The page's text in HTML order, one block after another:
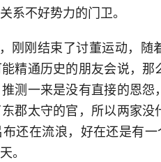
系不好势力的门卫。
刚刚结束了讨董运动，随
精通历史的朋友会说，
测一来是没有直接的恩
郡太守的官，所以两家没
还在流浪，好在还是有
。